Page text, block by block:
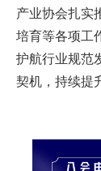
产业协会扎实
培育等各项工
护航行业规范
契机，持续提